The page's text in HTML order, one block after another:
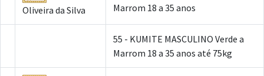
Oliveira da Silva
Marrom 18 a 35 anos
55 - KUMITE MASCULINO Verde a
Marrom 18 a 35 anos até 75kg